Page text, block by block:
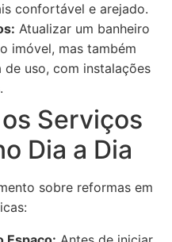
confortável e arejado.
Atualizar um banheiro
imóvel, mas também
de uso, com instalações
Serviços
Dia a Dia
sobre reformas em